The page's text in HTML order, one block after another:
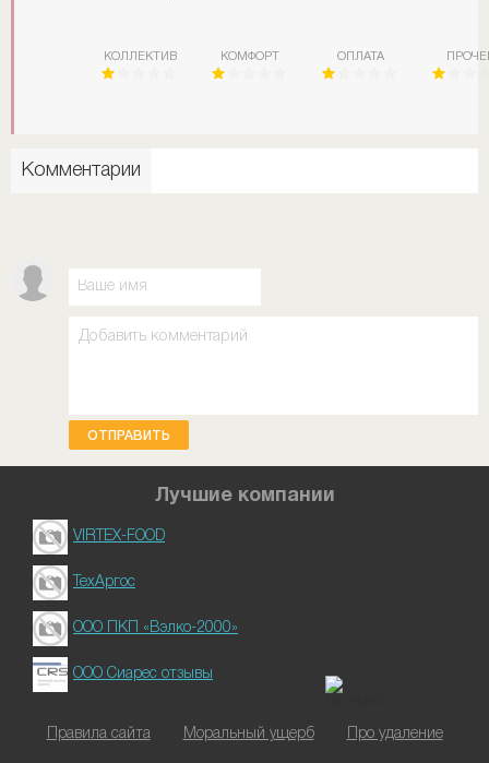
КОЛЛЕКТИВ КОМФОРТ ОПЛАТА
Комментарии
ОТПРАВИТЬ
Лучшие компании
VIRTEX-FOOD
ТехАргос
ООО ПКП «Вэлко-2000»
ООО Сиарес отзывы
Правила сайта Моральный ущерб Про удаление